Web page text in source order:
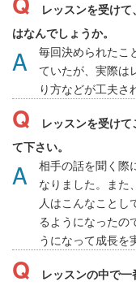
レッスンを受け
はなんでしょうか。
毎回決められたこ
ていたが、実際は
り方などが工夫さ
レッスンを受け
て下さい。
相手の話を聞く際
なりました。また
人はこんなことし
るようになったの
うになって成長を
レッスンの中で